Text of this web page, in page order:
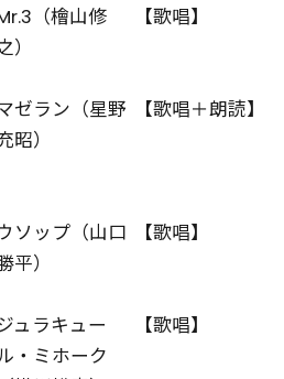
（檜山修
）
【歌唱】
ゼラン（星野
昭）
【歌唱＋朗読】
ソップ（山口
平）
【歌唱】
ュラキュー
・ミホーク
【歌唱】